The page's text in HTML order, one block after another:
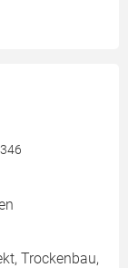
Trockenbau,